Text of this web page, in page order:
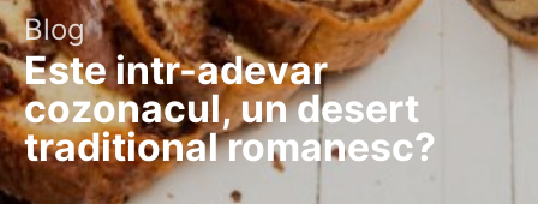
Blog
Este intr-adevar
cozonacul, un desert
traditional romanesc?